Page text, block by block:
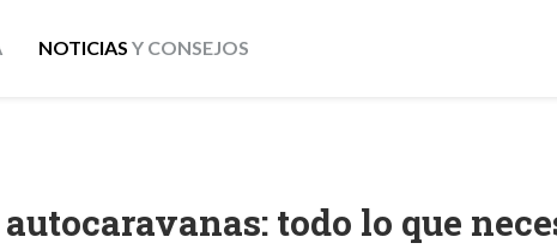
NOTICIAS Y CONSEJOS
todo lo que